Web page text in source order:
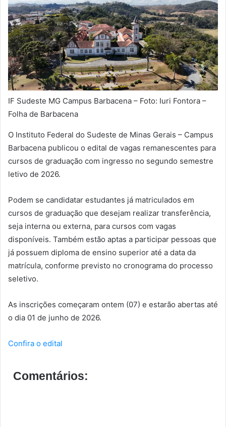
IF Sudeste MG Campus Barbacena – Foto: Iuri Fontora –
Folha de Barbacena
O Instituto Federal do Sudeste de Minas Gerais – Campus
Barbacena publicou o edital de vagas remanescentes para
cursos de graduação com ingresso no segundo semestre
letivo de 2026.
Podem se candidatar estudantes já matriculados em
cursos de graduação que desejam realizar transferência,
seja interna ou externa, para cursos com vagas
disponíveis. Também estão aptas a participar pessoas que
já possuem diploma de ensino superior até a data da
matrícula, conforme previsto no cronograma do processo
seletivo.
As inscrições começaram ontem (07) e estarão abertas até
o dia 01 de junho de 2026.
Confira o edital
Comentários: